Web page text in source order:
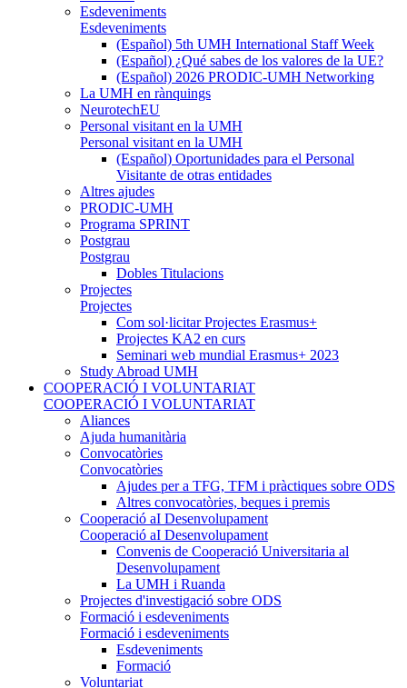
Esdeveniments
Esdeveniments
(Español) 5th UMH International Staff Week
(Español) ¿Qué sabes de los valores de la UE?
(Español) 2026 PRODIC-UMH Networking
La UMH en rànquings
NeurotechEU
Personal visitant en la UMH
Personal visitant en la UMH
(Español) Oportunidades para el Personal
Visitante de otras entidades
Altres ajudes
PRODIC-UMH
Programa SPRINT
Postgrau
Postgrau
Dobles Titulacions
Projectes
Projectes
Com sol·licitar Projectes Erasmus+
Projectes KA2 en curs
Seminari web mundial Erasmus+ 2023
Study Abroad UMH
COOPERACIÓ I VOLUNTARIAT
COOPERACIÓ I VOLUNTARIAT
Aliances
Ajuda humanitària
Convocatòries
Convocatòries
Ajudes per a TFG, TFM i pràctiques sobre ODS
Altres convocatòries, beques i premis
Cooperació aI Desenvolupament
Cooperació aI Desenvolupament
Convenis de Cooperació Universitaria al
Desenvolupament
La UMH i Ruanda
Projectes d'investigació sobre ODS
Formació i esdeveniments
Formació i esdeveniments
Esdeveniments
Formació
Voluntariat